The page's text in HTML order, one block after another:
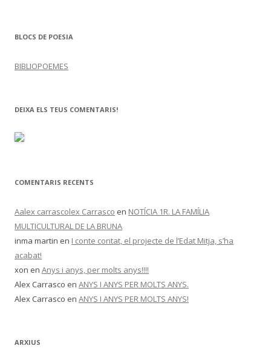
BLOCS DE POESIA
BIBLIOPOEMES
DEIXA ELS TEUS COMENTARIS!
COMENTARIS RECENTS
Aalex carrascolex Carrasco en NOTÍCIA 1R. LA FAMÍLIA
MULTICULTURAL DE LA BRUNA
inma martin en I conte contat, el projecte de l’Edat Mitja, s’ha
acabat!
xon en Anys i anys, per molts anys!!!!
Alex Carrasco en ANYS I ANYS PER MOLTS ANYS.
Alex Carrasco en ANYS I ANYS PER MOLTS ANYS!
ARXIUS